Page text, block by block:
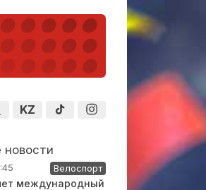
KZ
Велоспорт
международный